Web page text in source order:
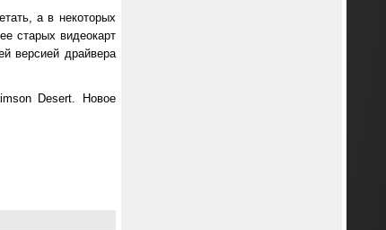
а в некоторых
старых видеокарт
версией драйвера
Desert. Новое